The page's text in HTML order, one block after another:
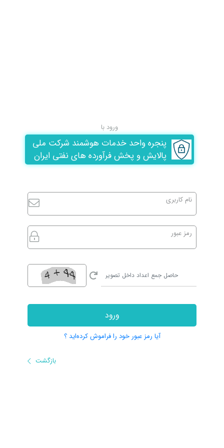
نام کاربری
رمز عبور
ورود
آیا رمز عبور خود را فراموش کرده‌اید ؟
بازگشت
ورود با
پنجره واحد خدمات هوشمند شرکت ملی
پالایش و پخش فرآورده های نفتی ایران